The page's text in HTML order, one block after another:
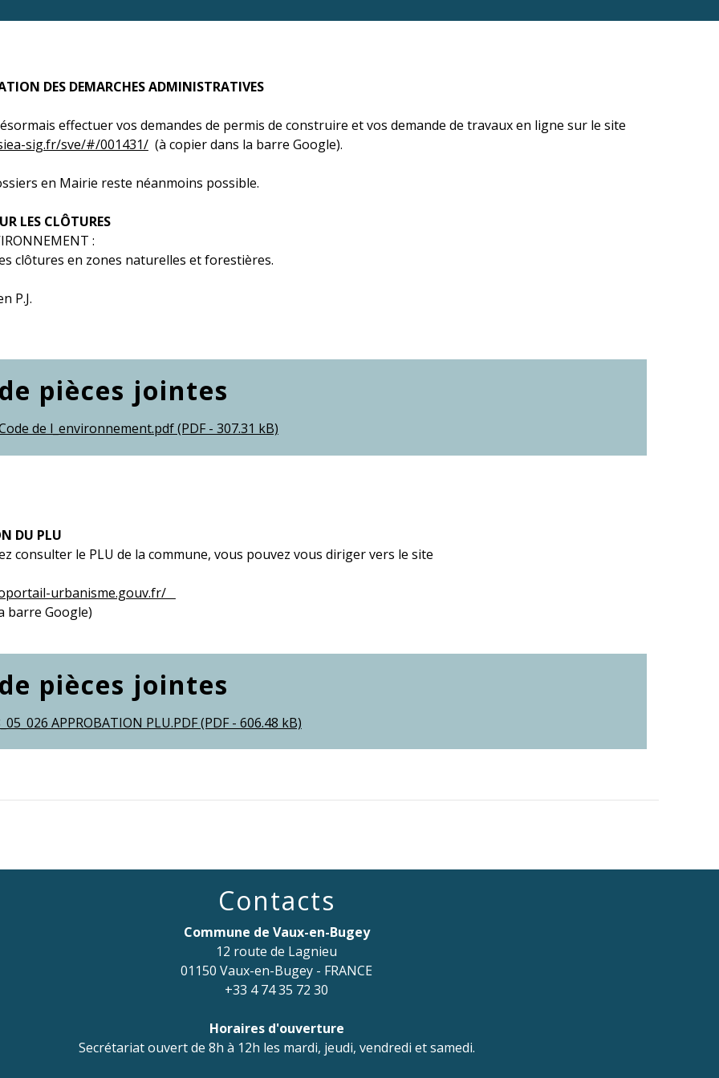
DES DEMARCHES ADMINISTRATIVES
effectuer vos demandes de permis de construire et vos demande de travaux en ligne sur le site
sig.fr/sve/#/001431/(à copier dans la barre Google).
en Mairie reste néanmoins possible.
LES CLÔTURES
:
clôtures en zones naturelles et forestières.
P.J.
pièces jointes
de l_environnement.pdf (PDF - 307.31 kB)
DU PLU
consulter le PLU de la commune, vous pouvez vous diriger vers le site
urbanisme.gouv.fr/
barre Google)
pièces jointes
APPROBATION PLU.PDF (PDF - 606.48 kB)
Contacts
Commune de Vaux-en-Bugey
12 route de Lagnieu
01150 Vaux-en-Bugey - FRANCE
+33 4 74 35 72 30
Horaires d'ouverture
Secrétariat ouvert de 8h à 12h les mardi, jeudi, vendredi et samedi.